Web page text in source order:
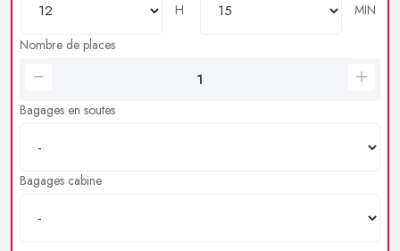
H
MIN
Nombre de places
Bagages en soutes
Bagages cabine